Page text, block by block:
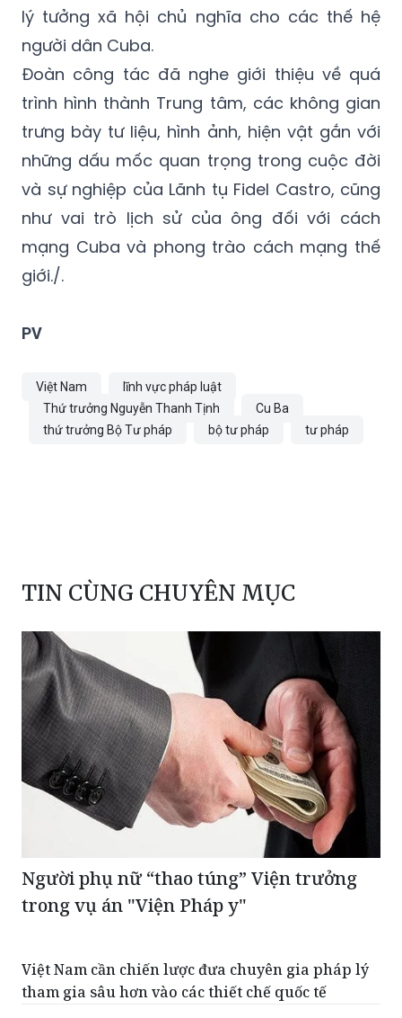
lý tưởng xã hội chủ nghĩa cho các thế hệ
người dân Cuba.
Đoàn công tác đã nghe giới thiệu về quá
trình hình thành Trung tâm, các không gian
trưng bày tư liệu, hình ảnh, hiện vật gắn với
những dấu mốc quan trọng trong cuộc đời
và sự nghiệp của Lãnh tụ Fidel Castro, cũng
như vai trò lịch sử của ông đối với cách
mạng Cuba và phong trào cách mạng thế
giới./.
PV
Việt Nam
lĩnh vực pháp luật
Thứ trưởng Nguyễn Thanh Tịnh
Cu Ba
thứ trưởng Bộ Tư pháp
bộ tư pháp tư pháp
TIN CÙNG CHUYÊN MỤC
Người phụ nữ “thao túng” Viện trưởng
trong vụ án "Viện Pháp y"
Việt Nam cần chiến lược đưa chuyên gia pháp lý
tham gia sâu hơn vào các thiết chế quốc tế